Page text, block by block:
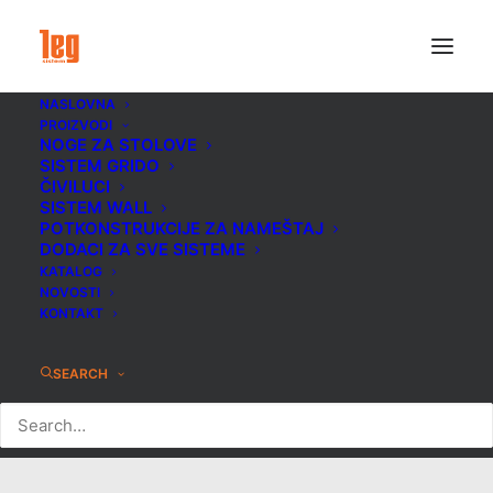
NASLOVNA
PROIZVODI
NOGE ZA STOLOVE
SISTEM GRIDO
ČIVILUCI
SISTEM WALL
POTKONSTRUKCIJE ZA NAMEŠTAJ
DODACI ZA SVE SISTEME
KATALOG
NOVOSTI
KONTAKT
SEARCH